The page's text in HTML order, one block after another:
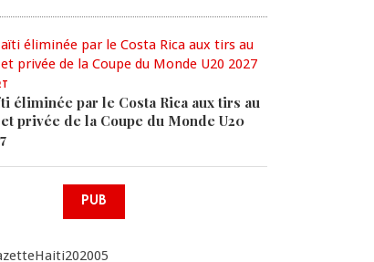
éliminée par le Costa Rica aux tirs au
privée de la Coupe du Monde U20
PUB